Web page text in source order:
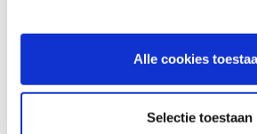
Alle cookies
Selectie toestaan
Vraag en/of opmerking